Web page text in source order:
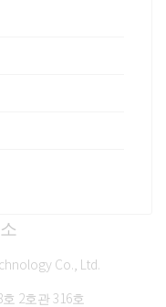
Co., Ltd.
2호관 316호